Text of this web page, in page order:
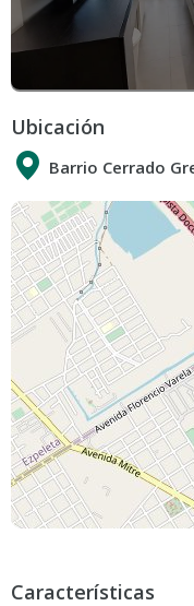
Ubicación
Barrio Cerrado
Características